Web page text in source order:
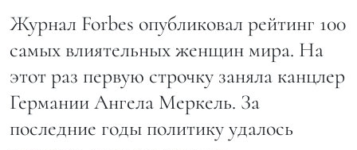
Журнал Forbes опубликовал рейтинг 100
самых влиятельных женщин мира. На
этот раз первую строчку заняла канцлер
Германии Ангела Меркель. За
последние годы политику удалось